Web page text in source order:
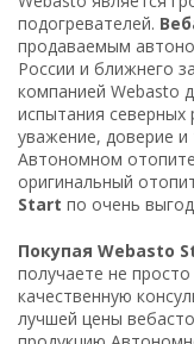
подогревателей.
продаваемым
России и ближнего
компанией Webasto
испытания
уважение, доверие и
Автономном
оригинальный
Start по очень
Покупая Webasto
получаете не
качественную
лучшей цены